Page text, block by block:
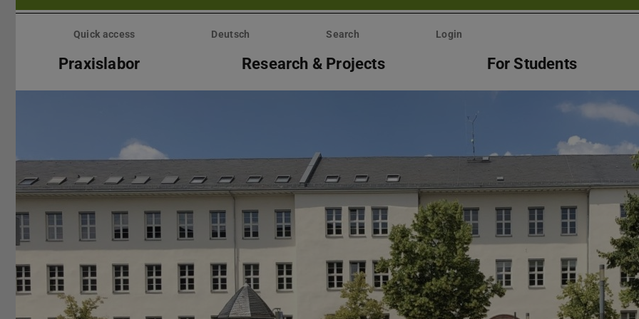
Skip
Quick access Deutsch Search Login
Praxislabor Research & Projects For Students